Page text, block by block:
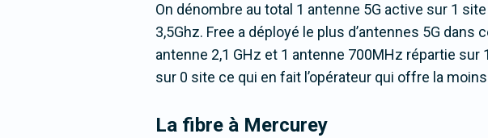
On dénombre au total 1 antenne 5G active sur 1
3,5Ghz. Free a déployé le plus d’antennes 5G
antenne 2,1 GHz et 1 antenne 700MHz répartie sur
sur 0 site ce qui en fait l’opérateur qui offre la
La fibre à Mercurey